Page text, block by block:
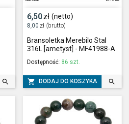

6,50zł (netto)
8,00 zł (brutto)
Bransoletka Merebilo Stal
316L [ametyst] - MF41988-A
Dostępność: 86 szt.
 DODAJ DO KOSZYKA 